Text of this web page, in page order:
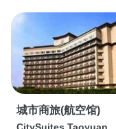
城市商旅(航空馆)
CitySuites Taoyuan